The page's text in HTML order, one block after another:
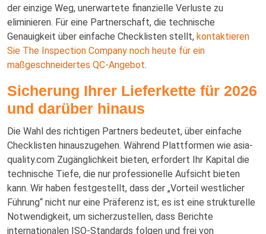
der einzige Weg, unerwartete finanzielle Verluste zu
eliminieren. Für eine Partnerschaft, die technische
Genauigkeit über einfache Checklisten stellt, kontaktieren
Sie The Inspection Company noch heute für ein
maßgeschneidertes QC-Angebot.
Sicherung Ihrer Lieferkette für 2026
und darüber hinaus
Die Wahl des richtigen Partners bedeutet, über einfache
Checklisten hinauszugehen. Während Plattformen wie asia-
quality.com Zugänglichkeit bieten, erfordert Ihr Kapital die
technische Tiefe, die nur professionelle Aufsicht bieten
kann. Wir haben festgestellt, dass der „Vorteil westlicher
Führung“ nicht nur eine Präferenz ist; es ist eine strukturelle
Notwendigkeit, um sicherzustellen, dass Berichte
internationalen ISO-Standards folgen und frei von